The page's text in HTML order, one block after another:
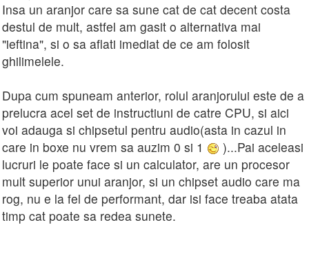
Insa un aranjor care sa sune cat de cat decent costa
destul de mult, astfel am gasit o alternativa mai
"ieftina", si o sa aflati imediat de ce am folosit
ghilimelele.
Dupa cum spuneam anterior, rolul aranjorului este de a
prelucra acel set de instructiuni de catre CPU, si aici
voi adauga si chipsetul pentru audio(asta in cazul in
care in boxe nu vrem sa auzim 0 si 1
)...Pai aceleasi
lucruri le poate face si un calculator, are un procesor
mult superior unui aranjor, si un chipset audio care ma
rog, nu e la fel de performant, dar isi face treaba atata
timp cat poate sa redea sunete.